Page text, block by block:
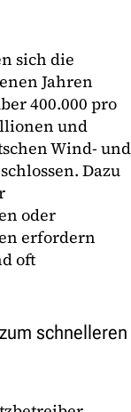
sich die
Jahren
400.000 pro
und
Wind- und
Dazu
oder
erfordern
oft
schnelleren